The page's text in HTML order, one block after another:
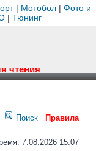
| Мотобол | Фото и
| Тюнинг
чтения
Поиск Правила
7.08.2026 15:07